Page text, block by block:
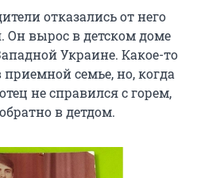
отказались от него
Он вырос в детском доме
Украине. Какое-то
семье, но, когда
не справился с горем,
в детдом.